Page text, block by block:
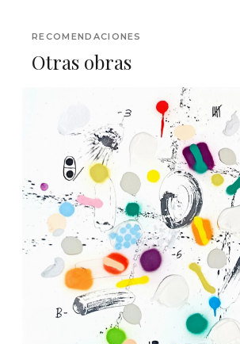
RECOMENDACIONES
Otras obras